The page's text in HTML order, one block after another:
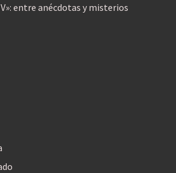
entre anécdotas y misterios